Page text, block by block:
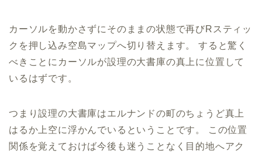
カーソルを動かさずにそのままの状態で再びRスティッ
クを押し込み空島マップへ切り替えます。 すると驚く
べきことにカーソルが設理の大書庫の真上に位置して
いるはずです。
つまり設理の大書庫はエルナンドの町のちょうど真上
はるか上空に浮かんでいるということです。 この位置
関係を覚えておけば今後も迷うことなく目的地へアク